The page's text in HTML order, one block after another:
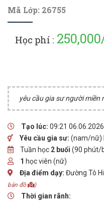
Mã Lớp: 26755
Học phí :
yêu cầu gia sư người miền
Tạo lúc: 09:21 06.06.2026
Yêu cầu gia sư: (nam/nữ)
Tuần học 2 buổi (90 phút/
1 học viên (nữ)
Địa điểm dạy: Đường Tô
bản đồ
)
Thời gian rãnh: